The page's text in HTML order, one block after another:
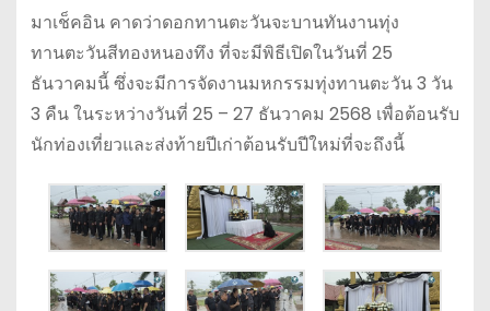
มาเช็คอิน คาดว่าดอกทานตะวันจะบานทันงานทุ่ง
ทานตะวันสีทองหนองทึง ที่จะมีพิธีเปิดในวันที่ 25
ธันวาคมนี้ ซึ่งจะมีการจัดงานมหกรรมทุ่งทานตะวัน 3 วัน
3 คืน ในระหว่างวันที่ 25 – 27 ธันวาคม 2568 เพื่อต้อนรับ
นักท่องเที่ยวและส่งท้ายปีเก่าต้อนรับปีใหม่ที่จะถึงนี้